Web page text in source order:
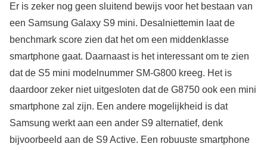
Er is zeker nog geen sluitend bewijs voor het bestaan van
een Samsung Galaxy S9 mini. Desalniettemin laat de
benchmark score zien dat het om een middenklasse
smartphone gaat. Daarnaast is het interessant om te zien
dat de S5 mini modelnummer SM-G800 kreeg. Het is
daardoor zeker niet uitgesloten dat de G8750 ook een mini
smartphone zal zijn. Een andere mogelijkheid is dat
Samsung werkt aan een ander S9 alternatief, denk
bijvoorbeeld aan de S9 Active. Een robuuste smartphone